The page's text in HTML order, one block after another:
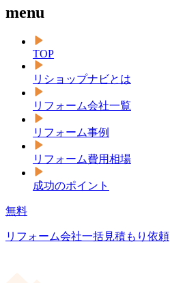
menu
TOP
リショップナビとは
リフォーム会社一覧
リフォーム事例
リフォーム費用相場
成功のポイント
無料
リフォーム会社一括見積もり依頼